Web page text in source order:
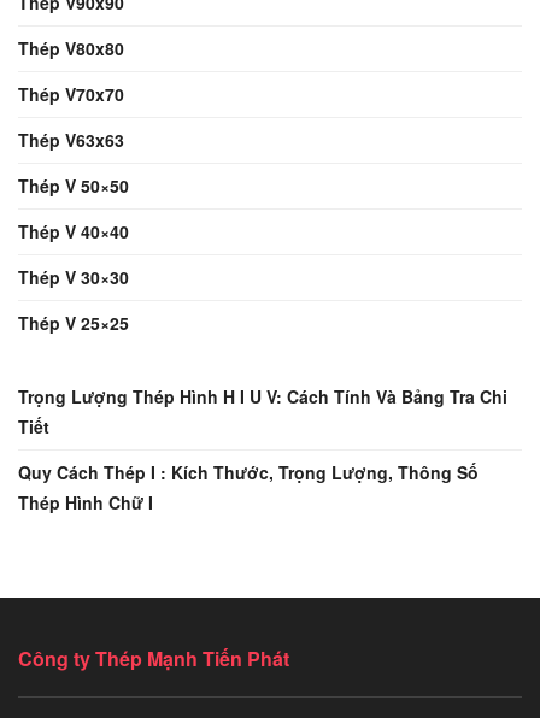
Thép V80x80
Thép V70x70
Thép V63x63
Thép V 50×50
Thép V 40×40
Thép V 30×30
Thép V 25×25
Trọng Lượng Thép Hình H I U V: Cách Tính Và Bảng Tra Chi
Tiết
Quy Cách Thép I : Kích Thước, Trọng Lượng, Thông Số
Thép Hình Chữ I
Công ty Thép Mạnh Tiến Phát